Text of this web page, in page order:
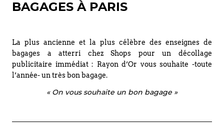
BAGAGES À PARIS
La plus ancienne et la plus célèbre des enseignes de
bagages a atterri chez Shops pour un décollage
publicitaire immédiat : Rayon d’Or vous souhaite -toute
l’année- un très bon bagage.
« On vous souhaite un bon bagage »